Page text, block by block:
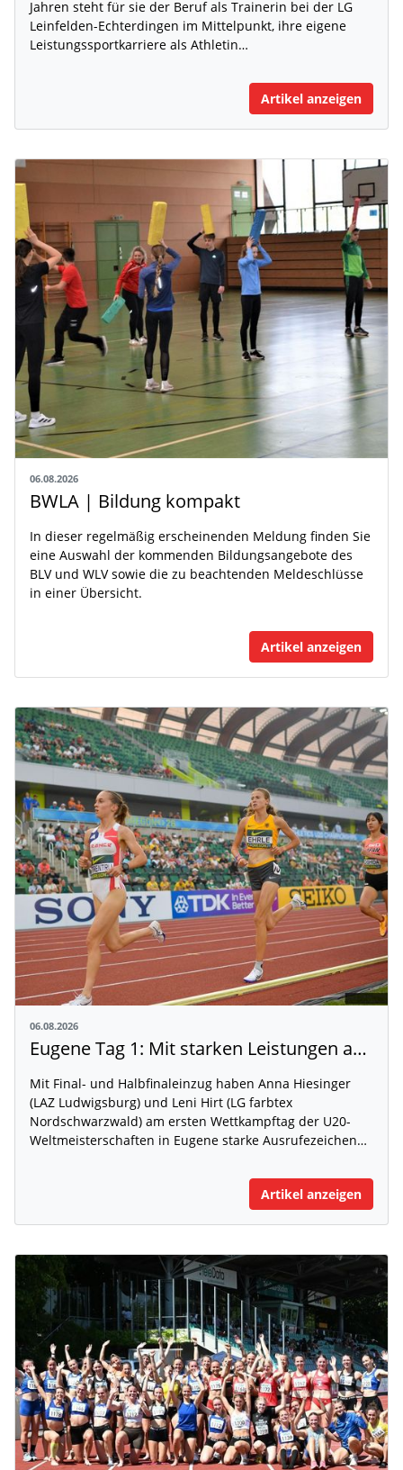
Jahren steht für sie der Beruf als Trainerin bei der LG
Leinfelden-Echterdingen im Mittelpunkt, ihre eigene
Leistungssportkarriere als Athletin…
Artikel anzeigen
06.08.2026
BWLA | Bildung kompakt
In dieser regelmäßig erscheinenden Meldung finden Sie
eine Auswahl der kommenden Bildungsangebote des
BLV und WLV sowie die zu beachtenden Meldeschlüsse
in einer Übersicht.
Artikel anzeigen
06.08.2026
Eugene Tag 1: Mit starken Leistungen auf der WM-Bühne
Mit Final- und Halbfinaleinzug haben Anna Hiesinger
(LAZ Ludwigsburg) und Leni Hirt (LG farbtex
Nordschwarzwald) am ersten Wettkampftag der U20-
Weltmeisterschaften in Eugene starke Ausrufezeichen…
Artikel anzeigen